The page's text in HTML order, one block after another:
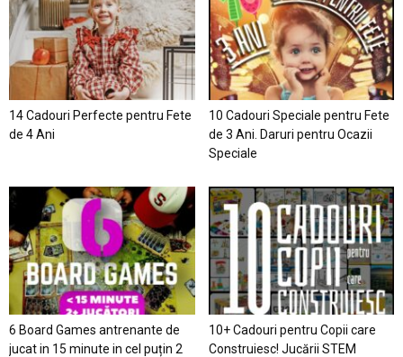
14 Cadouri Perfecte pentru Fete
de 4 Ani
10 Cadouri Speciale pentru Fete
de 3 Ani. Daruri pentru Ocazii
Speciale
6 Board Games antrenante de
jucat in 15 minute in cel puțin 2
10+ Cadouri pentru Copii care
Construiesc! Jucării STEM